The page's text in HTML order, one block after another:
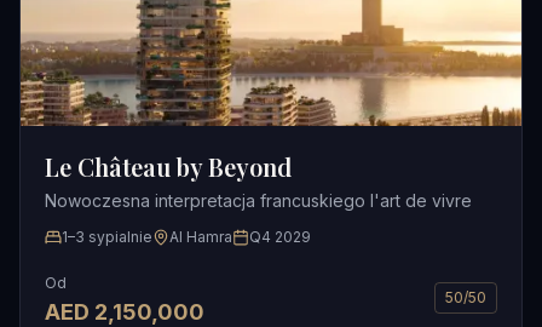
Le Château by Beyond
Nowoczesna interpretacja francuskiego l'art de vivre
1–3 sypialnie Al Hamra Q4 2029
Od
AED 2,150,000
50/50